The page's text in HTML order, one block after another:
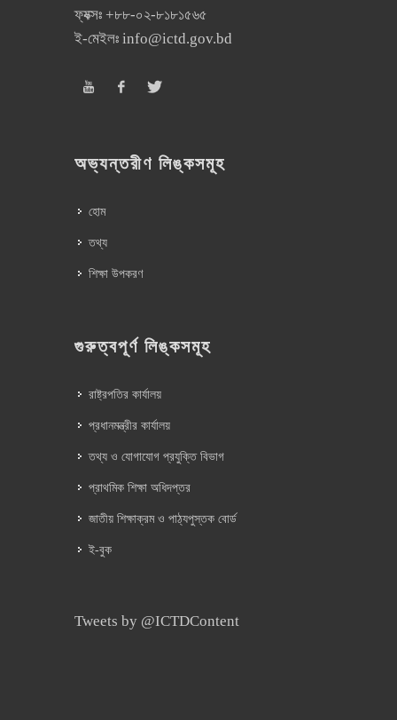
ফ্যক্সঃ +৮৮-০২-৮১৮১৫৬৫
ই-মেইলঃ info@ictd.gov.bd
অভ্যন্তরীণ লিঙ্কসমূহ
হোম
তথ্য
শিক্ষা উপকরণ
গুরুত্বপূর্ণ লিঙ্কসমূহ
রাষ্ট্রপতির কার্যালয়
প্রধানমন্ত্রীর কার্যালয়
তথ্য ও যোগাযোগ প্রযুক্তি বিভাগ
প্রাথমিক শিক্ষা অধিদপ্তর
জাতীয় শিক্ষাক্রম ও পাঠ্যপুস্তক বোর্ড
ই-বুক
Tweets by @ICTDContent